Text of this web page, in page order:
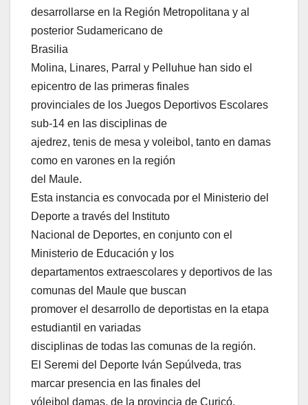
desarrollarse en la Región Metropolitana y al
posterior Sudamericano de
Brasilia
Molina, Linares, Parral y Pelluhue han sido el
epicentro de las primeras finales
provinciales de los Juegos Deportivos Escolares
sub-14 en las disciplinas de
ajedrez, tenis de mesa y voleibol, tanto en damas
como en varones en la región
del Maule.
Esta instancia es convocada por el Ministerio del
Deporte a través del Instituto
Nacional de Deportes, en conjunto con el
Ministerio de Educación y los
departamentos extraescolares y deportivos de las
comunas del Maule que buscan
promover el desarrollo de deportistas en la etapa
estudiantil en variadas
disciplinas de todas las comunas de la región.
El Seremi del Deporte Iván Sepúlveda, tras
marcar presencia en las finales del
vóleibol damas, de la provincia de Curicó,